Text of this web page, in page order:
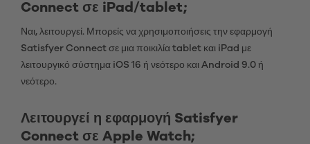
Connect σε iPad/tablet;
Ναι, λειτουργεί. Μπορείς να χρησιμοποιήσεις την εφαρμογή
Satisfyer Connect σε μια ποικιλία tablet και iPad με
λειτουργικό σύστημα iOS 16 ή νεότερο και Android 9.0 ή
νεότερο.
Λειτουργεί η εφαρμογή Satisfyer
Connect σε Apple Watch;